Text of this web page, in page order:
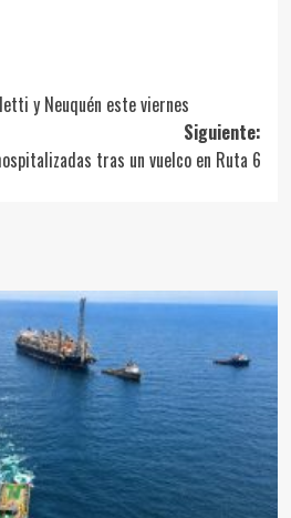
y Neuquén este viernes
Siguiente:
tras un vuelco en Ruta 6